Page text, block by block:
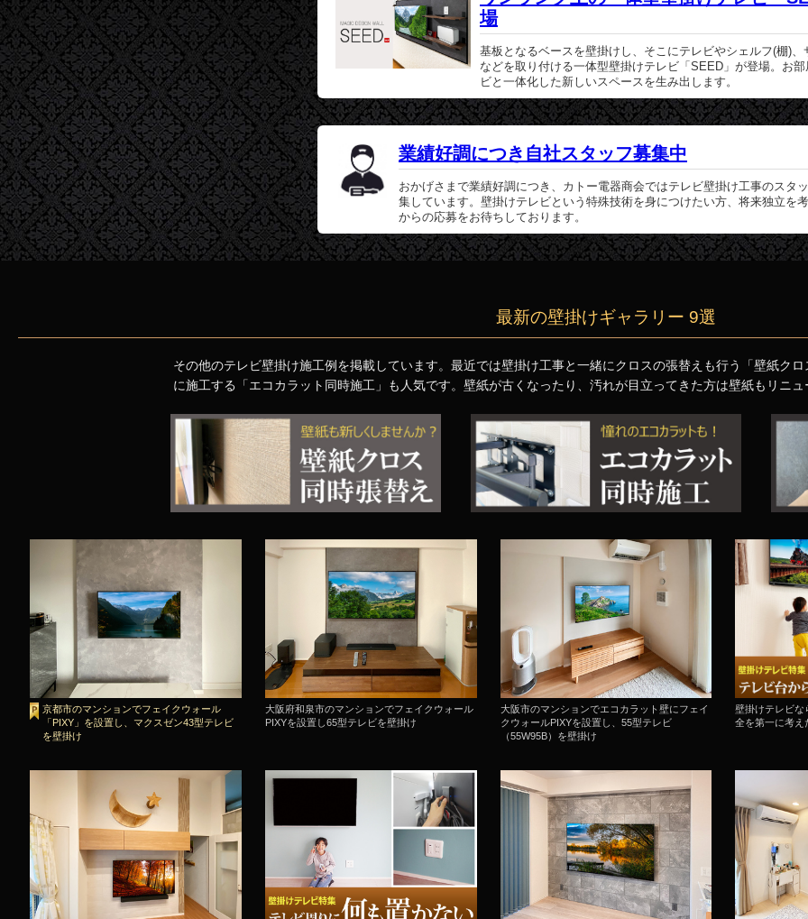
場
基板となるベースを壁掛けし、そこにテレビやシェルフ(棚)、
などを取り付ける一体型壁掛けテレビ「SEED」が登場。お
ビと一体化した新しいスペースを生み出します。
業績好調につき自社スタッフ募集中
おかげさまで業績好調につき、カトー電器商会ではテレビ壁掛け工事のスタ
集しています。壁掛けテレビという特殊技術を身につけたい方、将来独立を
からの応募をお待ちしております。
最新の壁掛けギャラリー 9選
その他のテレビ壁掛け施工例を掲載しています。最近では壁掛け工事と一緒にクロスの張替えも行う「壁紙ク
に施工する「エコカラット同時施工」も人気です。壁紙が古くなったり、汚れが目立ってきた方は壁紙もリニ
京都市のマンションでフェイクウォール
「PIXY」を設置し、マクスゼン43型テレビ
を壁掛け
大阪府和泉市のマンションでフェイクウォール
PIXYを設置し65型テレビを壁掛け
大阪市のマンションでエコカラット壁にフェイ
クウォールPIXYを設置し、55型テレビ
（55W95B）を壁掛け
壁掛けテレビな
全を第一に考え